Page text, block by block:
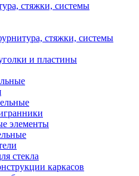
стяжки, системы
стяжки, системы
и пластины
элементы
стекла
каркасов